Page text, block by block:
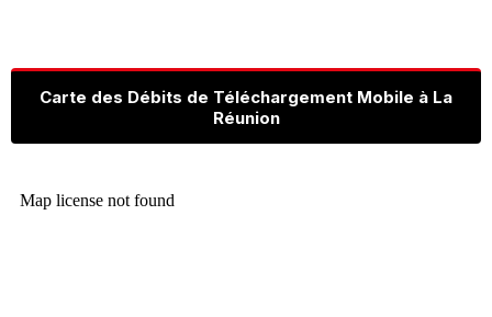
Carte des Débits de Téléchargement Mobile à La
Réunion